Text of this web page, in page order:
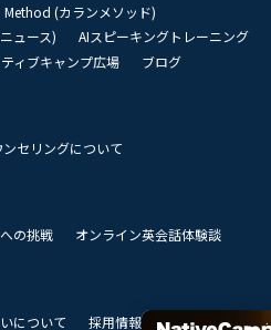
Method (カランメソッド)
ュース)
AIスピーキングトレーニング
ィブキャンプ広場
ブログ
セリングについて
の挑戦 オンライン英会話体験談
について 採用情報 私達のビジョン